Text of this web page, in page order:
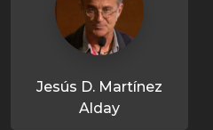
Jesús D. Martínez
Alday